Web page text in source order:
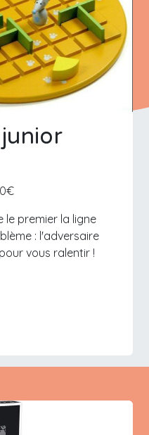
premier la ligne
: l'adversaire
vous ralentir !